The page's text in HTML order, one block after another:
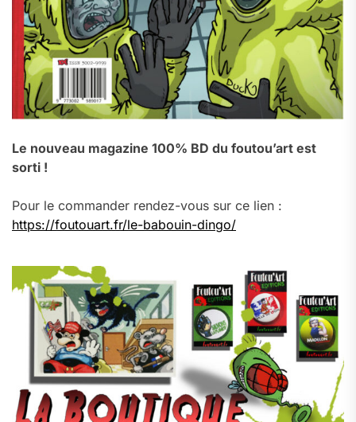
Le nouveau magazine 100% BD du foutou’art est
sorti !
Pour le commander rendez-vous sur ce lien :
https://foutouart.fr/le-babouin-dingo/